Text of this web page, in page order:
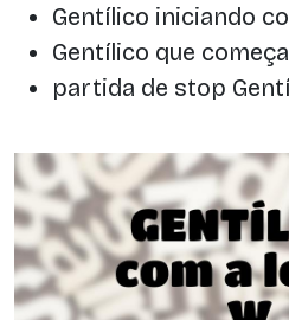
Gentílico iniciando
Gentílico que
partida de stop